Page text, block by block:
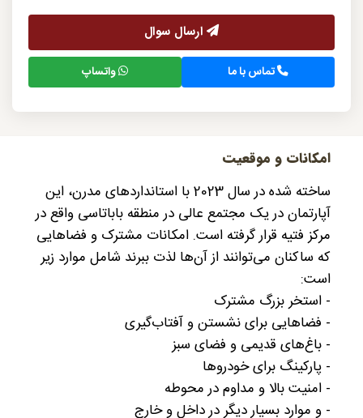
تماس با ما واتساپ
امکانات و موقعیت
ساخته شده در سال 2023 با استانداردهای مدرن، این
آپارتمان در یک مجتمع عالی در منطقه باباتاسی واقع در
مرکز فتیه قرار گرفته است. امکانات مشترک و فضاهایی
که ساکنان می‌توانند از آن‌ها لذت ببرند شامل موارد زیر
است:
- استخر بزرگ مشترک
- فضاهایی برای نشستن و آفتاب‌گیری
- باغ‌های قدیمی و فضای سبز
- پارکینگ برای خودروها
- امنیت بالا و مداوم در محوطه
- و موارد بسیار دیگر در داخل و خارج